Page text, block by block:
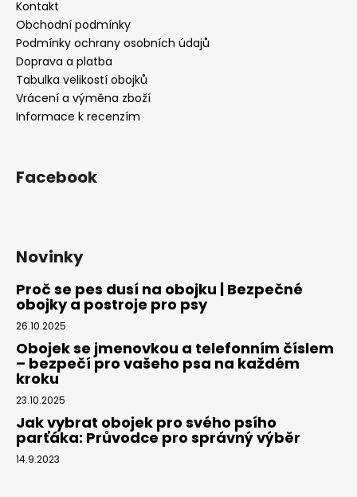
Kontakt
Obchodní podmínky
Podmínky ochrany osobních údajů
Doprava a platba
Tabulka velikostí obojků
Vrácení a výměna zboží
Informace k recenzím
Facebook
Novinky
Proč se pes dusí na obojku | Bezpečné
obojky a postroje pro psy
26.10.2025
Obojek se jmenovkou a telefonním číslem
– bezpečí pro vašeho psa na každém
kroku
23.10.2025
Jak vybrat obojek pro svého psího
parťáka: Průvodce pro správný výběr
14.9.2023